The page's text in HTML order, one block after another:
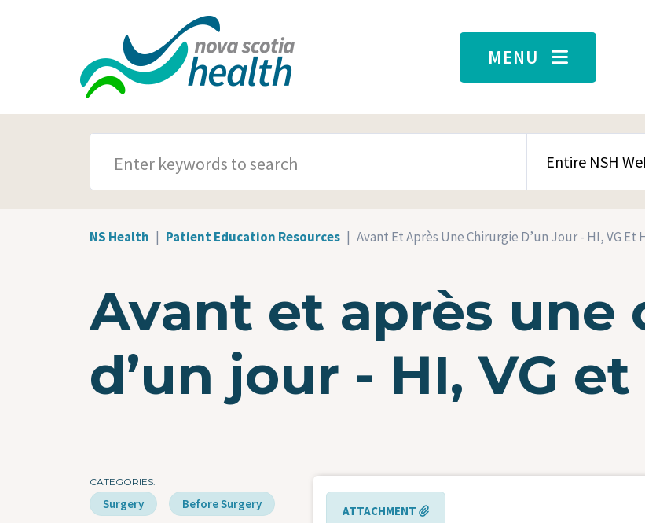
MENU
SEARCH CONTENT
NS Health Patient Education Resources Avant Et Après Une Chirurgie D’un Jour - HI, VG Et
Avant et après une
d’un jour - HI, VG et
CATEGORIES
Surgery Before Surgery ATTACHMENT